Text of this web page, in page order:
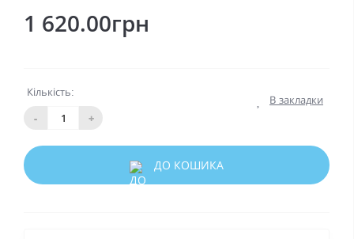
1 620.00грн
Кількість:
- +
В закладки
ДО КОШИКА